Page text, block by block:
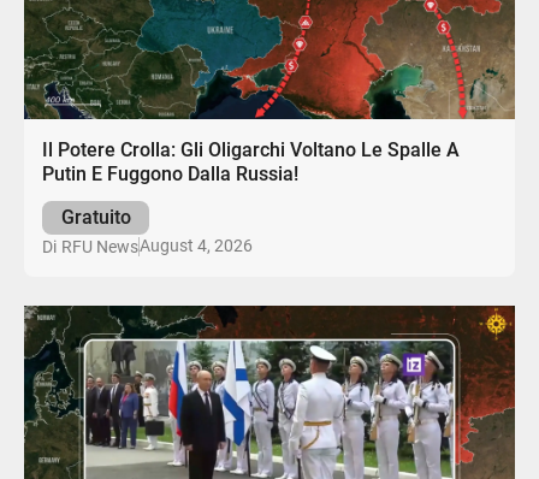
Il Potere Crolla: Gli Oligarchi Voltano Le Spalle A
Putin E Fuggono Dalla Russia!
Gratuito
Di RFU NewsAugust 4, 2026